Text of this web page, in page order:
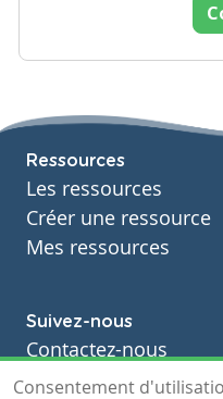
Ressources
Les ressources
Créer une ressource
Mes ressources
Suivez-nous
Contactez-nous
Soutien scolaire
Consentement